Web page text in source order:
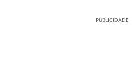
PUBLICIDADE